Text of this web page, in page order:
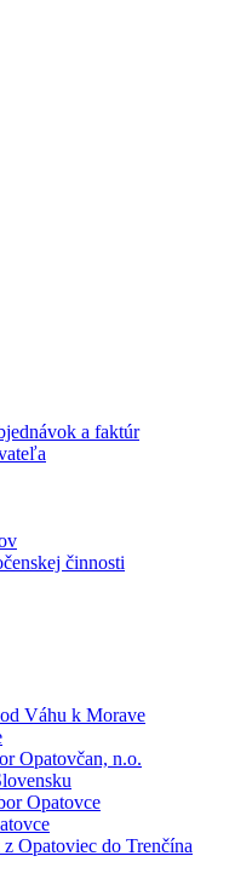
a faktúr
činnosti
Váhu k Morave
Opatovčan, n.o.
Opatovce
Opatoviec do Trenčína